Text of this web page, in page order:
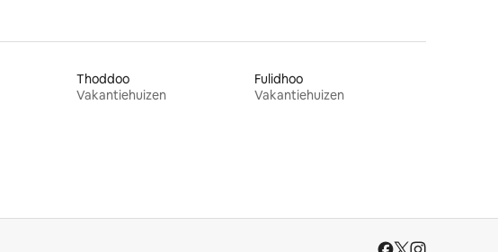
Thoddoo
Vakantiehuizen
Fulidhoo
Vakantiehuizen